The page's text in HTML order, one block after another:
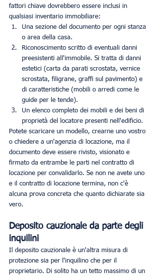
fattori chiave dovrebbero essere inclusi in
qualsiasi inventario immobiliare:
Una sezione del documento per ogni stanza
o area della casa.
Riconoscimento scritto di eventuali danni
preesistenti all'immobile. Si tratta di danni
estetici (carta da parati scrostata, vernice
scrostata, filigrane, graffi sul pavimento) e
di caratteristiche (mobili o arredi come le
guide per le tende).
Un elenco completo dei mobili e dei beni di
proprietà del locatore presenti nell'edificio.
Potete scaricare un modello, crearne uno vostro
o chiedere a un'agenzia di locazione, ma il
documento deve essere rivisto, visionato e
firmato da entrambe le parti nel contratto di
locazione per convalidarlo. Se non ne avete uno
e il contratto di locazione termina, non c'è
alcuna prova concreta che quanto dichiarate sia
vero.
Deposito cauzionale da parte degli
inquilini
Il deposito cauzionale è un'altra misura di
protezione sia per l'inquilino che per il
proprietario. Di solito ha un tetto massimo di un